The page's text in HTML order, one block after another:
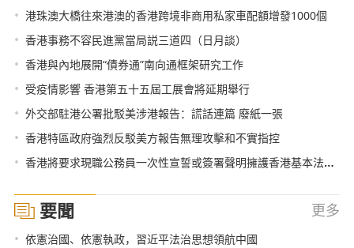
• 港珠澳大橋往來港澳的香港跨境非商用私家車配額增發1000個
• 香港事務不容民進黨當局説三道四（日月談）
• 香港與內地展開“債券通”南向通框架研究工作
• 受疫情影響 香港第五十五屆工展會將延期舉行
• 外交部駐港公署批駁美涉港報告：謊話連篇 廢紙一張
• 香港特區政府強烈反駁美方報告無理攻擊和不實指控
• 香港將要求現職公務員一次性宣誓或簽署聲明擁護香港基本法和效忠香港特區
要聞 更多
• 依憲治國、依憲執政，習近平法治思想領航中國